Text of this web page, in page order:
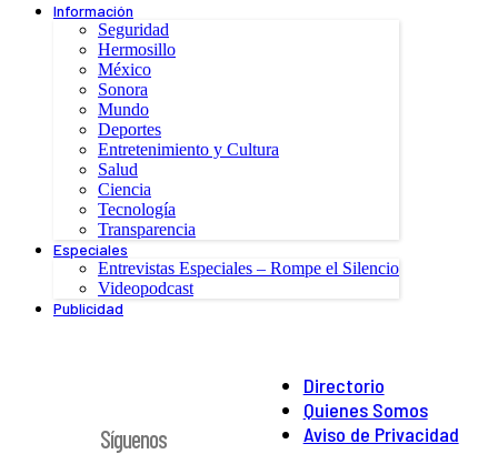
Información
Seguridad
Hermosillo
México
Sonora
Mundo
Deportes
Entretenimiento y Cultura
Salud
Ciencia
Tecnología
Transparencia
Especiales
Entrevistas Especiales – Rompe el Silencio
Videopodcast
Publicidad
Directorio
Quienes Somos
Aviso de Privacidad
Síguenos